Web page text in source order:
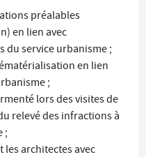
préalables
en lien avec
du service urbanisme ;
en lien
;
lors des visites de
relevé des infractions à
;
les architectes avec